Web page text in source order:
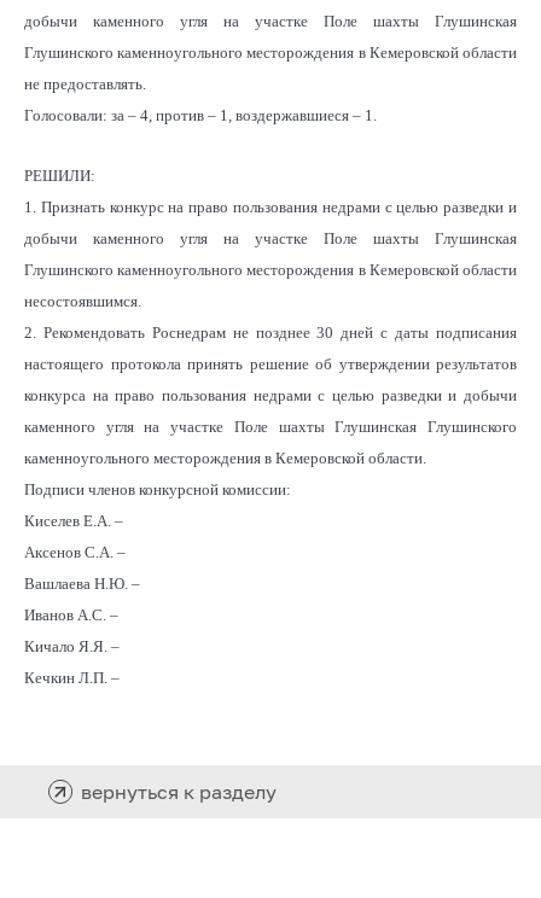
добычи каменного угля на участке Поле шахты Глушинская
Глушинского каменноугольного месторождения в Кемеровской области
не предоставлять.
Голосовали: за – 4, против – 1, воздержавшиеся – 1.
РЕШИЛИ:
1. Признать конкурс на право пользования недрами с целью разведки и
добычи каменного угля на участке Поле шахты Глушинская
Глушинского каменноугольного месторождения в Кемеровской области
несостоявшимся.
2. Рекомендовать Роснедрам не позднее 30 дней с даты подписания
настоящего протокола принять решение об утверждении результатов
конкурса на право пользования недрами с целью разведки и добычи
каменного угля на участке Поле шахты Глушинская Глушинского
каменноугольного месторождения в Кемеровской области.
Подписи членов конкурсной комиссии:
Киселев Е.А. –
Аксенов С.А. –
Вашлаева Н.Ю. –
Иванов А.С. –
Кичало Я.Я. –
Кечкин Л.П. –
вернуться к разделу